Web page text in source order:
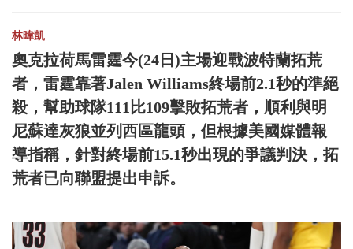
林暐凱
奧克拉荷馬雷霆今(24日)主場迎戰波特蘭拓荒
者，雷霆靠著Jalen Williams終場前2.1秒的準絕
殺，幫助球隊111比109擊敗拓荒者，順利與明
尼蘇達灰狼並列西區龍頭，但根據美國媒體報
導指稱，針對終場前15.1秒出現的爭議判決，拓
荒者已向聯盟提出申訴。